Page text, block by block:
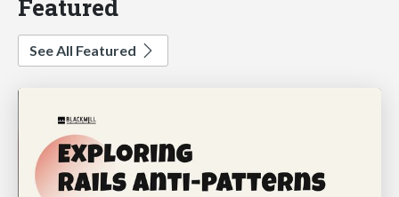
Featured
See All Featured